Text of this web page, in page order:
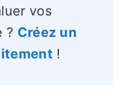
vos
? Créez un
!